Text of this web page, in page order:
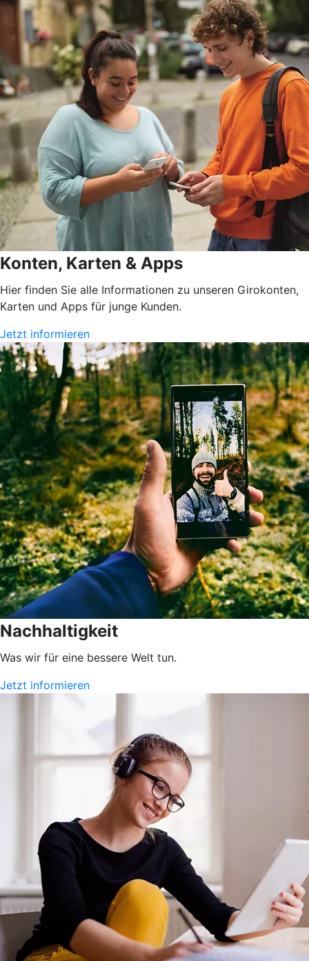
Konten, Karten & Apps
Hier finden Sie alle Informationen zu unseren Girokonten,
Karten und Apps für junge Kunden.
Jetzt informieren
Nachhaltigkeit
Was wir für eine bessere Welt tun.
Jetzt informieren